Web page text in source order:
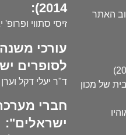
האתר
של מכון
2014):
זיסי סתווי ופרופ'
עורכי
לסופרים
ד"ר יעלי דקל
חברי
ישראלים":